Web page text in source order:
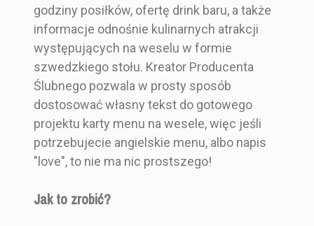
godziny posiłków, ofertę drink baru, a także
informacje odnośnie kulinarnych atrakcji
występujących na weselu w formie
szwedzkiego stołu. Kreator Producenta
Ślubnego pozwala w prosty sposób
dostosować własny tekst do gotowego
projektu karty menu na wesele, więc jeśli
potrzebujecie angielskie menu, albo napis
"love", to nie ma nic prostszego!
Jak to zrobić?
Rodzaj Składani
A
Na dwie części
Koło 16 cm
Koło Prostokąt Prostokąt Prostokąt
Menu Menu
Pojedyncza
karta
Pojedyncza
karta
Na dwie
części
Na dwie
części